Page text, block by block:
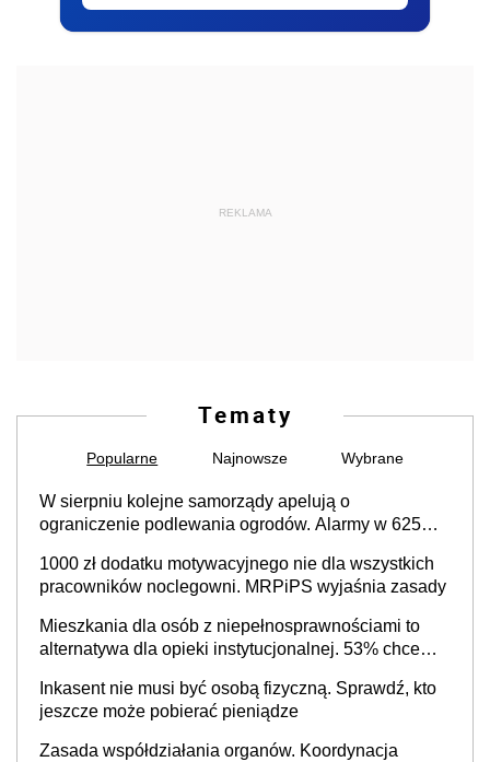
REKLAMA
Tematy
Popularne Najnowsze Wybrane
W sierpniu kolejne samorządy apelują o
ograniczenie podlewania ogrodów. Alarmy w 625
cały kraj
1000 zł dodatku motywacyjnego nie dla wszystkich
pracowników noclegowni. MRPiPS wyjaśnia zasady
Mieszkania dla osób z niepełnosprawnościami to
alternatywa dla opieki instytucjonalnej. 53% chce
Inkasent nie musi być osobą fizyczną. Sprawdź, kto
jeszcze może pobierać pieniądze
Zasada współdziałania organów. Koordynacja